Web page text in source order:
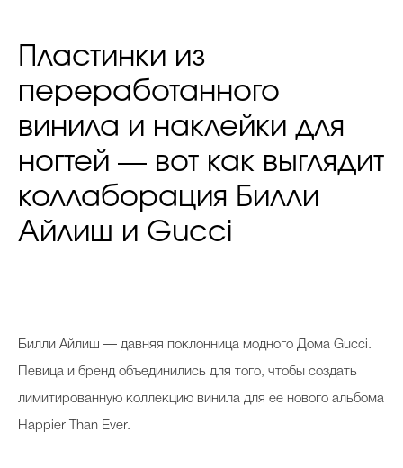
Пластинки из
переработанного
винила и наклейки для
ногтей — вот как выглядит
коллаборация Билли
Айлиш и Gucci
Билли Айлиш — давняя поклонница модного Дома Gucci.
Певица и бренд объединились для того, чтобы создать
лимитированную коллекцию винила для ее нового альбома
Happier Than Ever.